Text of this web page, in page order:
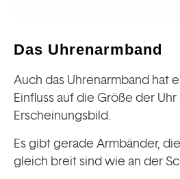
Das Uhrenarmband
Auch das Uhrenarmband hat
Einfluss auf die Größe der
Erscheinungsbild.
Es gibt gerade Armbänder,
gleich breit sind wie an der